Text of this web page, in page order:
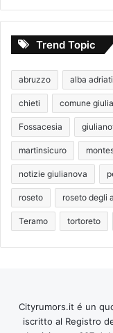
Trend Topic
abruzzo alba
chieti comune
Fossacesia
martinsicuro
notizie giulianova
roseto roseto degli
Teramo tortoreto
Cityrumors.it é un
iscritto al Registro